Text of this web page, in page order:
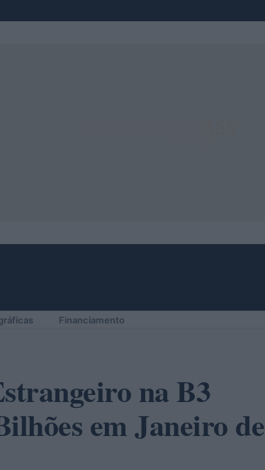
Financiamento
na B3
em Janeiro de